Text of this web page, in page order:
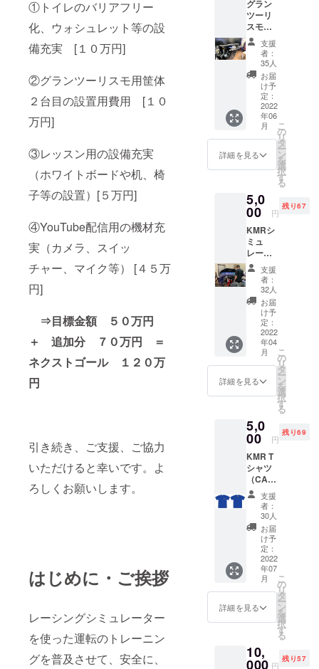
①トイレのバリアフリー
化、ウォシュレット等の設
備充実 [１０万円]
②グランツーリスモ用筐体
２台目の設置用費用 [１０
万円]
③レッスン用の設備充実
（ホワイトボードや机、椅
子等の設置）[５万円]
④YouTube配信用の機材充
実（カメラ、スイッ
チャー、マイク等） [４５万
円]
⇒目標金額 ５０万円
＋ 追加分 ７０万円 ＝
ネクストゴール １２０万
円
引き続き、ご支援、ご協力
いただけると幸いです。よ
ろしくお願いします。
はじめに・ご挨拶
レーシングシミュレーター
を使った運転のトレーニン
グを普及させて、安全に、
グラン
ツーリ
スモ
プレイ
用筐体
本体も
しくは
その周
辺に設
置した
プレー
ト等
に、企
業様の
お名
お名
前、団
体様
名、商
品名等
を”スポ
ンサー
様”とし
てス
テッ
カーに
し貼り
付けい
たしま
す。
（貼り
付け位
せて頂
きま
口以上
ご支援
頂ける
場合、
お名前
の大き
さが口
数に比
例して
大きく
なりま
す。１
口で、
おおよ
ステッ
カーを
支援
者：
35人
お届
け予
定：
2022
年06
月
詳細を見る
こ
の
リ
タ
ー
ン
を
選
択
す
る
5,0
00 円
残り67
KMRシ
ミュ
レー
ター１
時間利
用＋走
行デー
タ解析&
印刷
（現
在、印
刷等の
サービ
スは
行って
転のク
セを診
断しま
すの
で、改
善点が
明確に
なりま
す。 店
舗にご
来店頂
き受け
て頂き
ますの
で、ご
来店に
かかる
ご負担
くださ
支援
者：
32人
お届
け予
定：
2022
年04
月
詳細を見る
こ
の
リ
タ
ー
ン
を
選
択
す
る
5,0
00 円
残り69
KMR T
シャツ
（CAM
PFIRE
でのご
支援限
定版）
色はブ
ルー、
ブラッ
クの２
色か
ら、サ
イズはS
M L XL
ション
欄から
支援
者：
30人
お届
け予
定：
2022
年07
月
詳細を見る
こ
の
リ
タ
ー
ン
を
選
択
す
る
10,
000 円
残り57